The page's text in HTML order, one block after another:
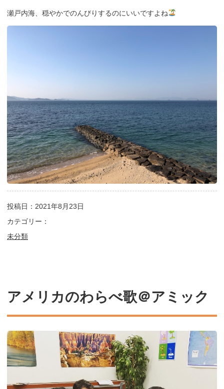
瀬戸内海、穏やかでのんびりするのにいいですよね
投稿日：2021年8月23日
カテゴリー：
未分類
アメリカのわらべ歌＠アミック